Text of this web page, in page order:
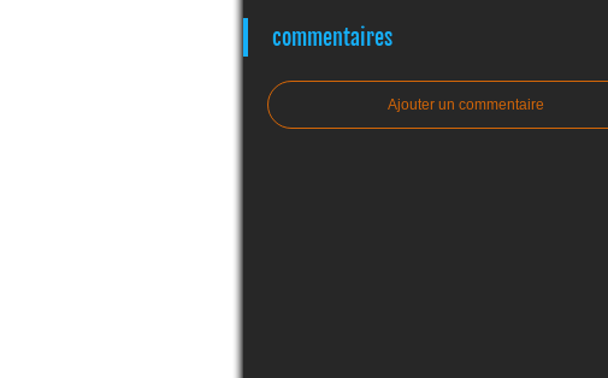
commentaires
Ajouter un commentaire